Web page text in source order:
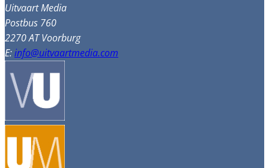
Uitvaart Media
Postbus 760
2270 AT Voorburg
E:info@uitvaartmedia.com